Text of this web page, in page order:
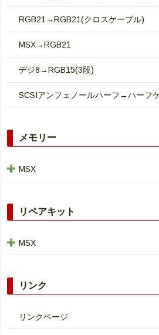
RGB21→RGB21(クロスケーブル)
MSX→RGB21
デジ8→RGB15(3段)
SCSIアンフェノールハーフ→ハーフ
メモリー
MSX
リペアキット
MSX
リンク
リンクページ